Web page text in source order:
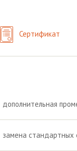
Сертификат
дополнительная
замена стандартных